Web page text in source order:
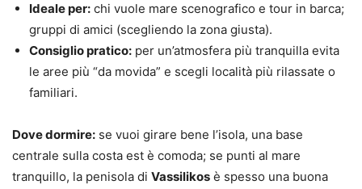
Ideale per: chi vuole mare scenografico e tour in barca;
gruppi di amici (scegliendo la zona giusta).
Consiglio pratico: per un’atmosfera più tranquilla evita
le aree più “da movida” e scegli località più rilassate o
familiari.
Dove dormire: se vuoi girare bene l’isola, una base
centrale sulla costa est è comoda; se punti al mare
tranquillo, la penisola di Vassilikos è spesso una buona